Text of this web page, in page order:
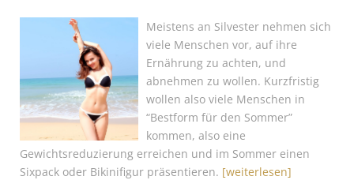
Meistens an Silvester nehmen sich
viele Menschen vor, auf ihre
Ernährung zu achten, und
abnehmen zu wollen. Kurzfristig
wollen also viele Menschen in
“Bestform für den Sommer”
kommen, also eine
Gewichtsreduzierung erreichen und im Sommer einen
Sixpack oder Bikinifigur präsentieren. [weiterlesen]